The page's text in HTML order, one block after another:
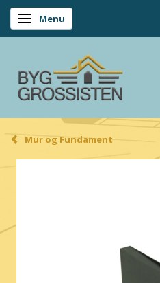
Skifte navigation
Menu
Mur og Fundament